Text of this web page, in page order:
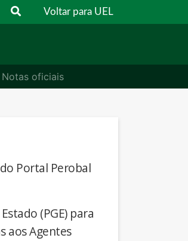
Voltar para UEL
Notas oficiais
Portal Perobal
(PGE) para
aos Agentes